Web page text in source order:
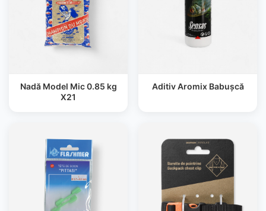
Nadă Model Mic 0.85 kg
X21
Aditiv Aromix Babuşcă